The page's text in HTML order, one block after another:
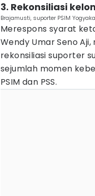
3. Rekonsiliasi
Brajamusti, suporter PSIM
Merespons syarat
Wendy Umar Seno
rekonsiliasi suporter
sejumlah momen
PSIM dan PSS.